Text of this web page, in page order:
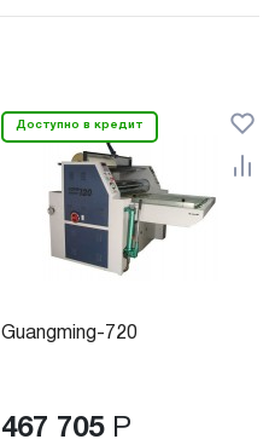
Доступно в кредит
Guangming-720
467 705 Р